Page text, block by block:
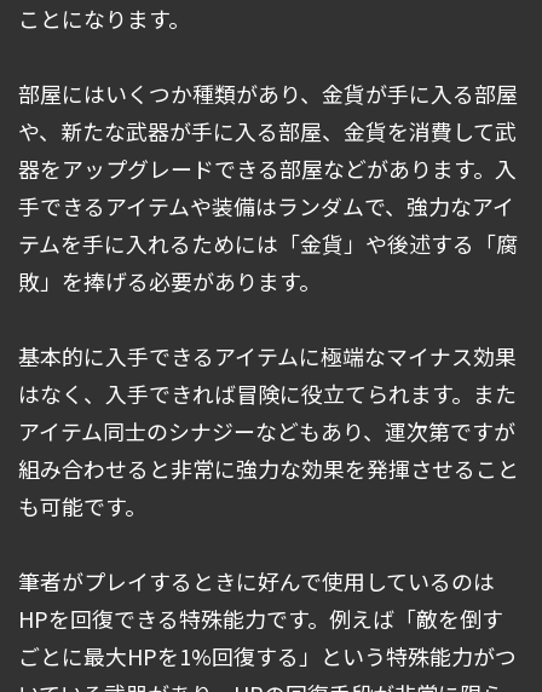
ことになります。
部屋にはいくつか種類があり、金貨が手に入る部屋
や、新たな武器が手に入る部屋、金貨を消費して武
器をアップグレードできる部屋などがあります。入
手できるアイテムや装備はランダムで、強力なアイ
テムを手に入れるためには「金貨」や後述する「腐
敗」を捧げる必要があります。
基本的に入手できるアイテムに極端なマイナス効果
はなく、入手できれば冒険に役立てられます。また
アイテム同士のシナジーなどもあり、運次第ですが
組み合わせると非常に強力な効果を発揮させること
も可能です。
筆者がプレイするときに好んで使用しているのは
HPを回復できる特殊能力です。例えば「敵を倒す
ごとに最大HPを1%回復する」という特殊能力がつ